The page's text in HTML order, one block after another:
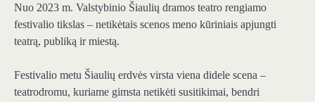
Nuo 2023 m. Valstybinio Šiaulių dramos teatro rengiamo
festivalio tikslas – netikėtais scenos meno kūriniais apjungti
teatrą, publiką ir miestą.
Festivalio metu Šiaulių erdvės virsta viena didele scena –
teatrodromu, kuriame gimsta netikėti susitikimai, bendri